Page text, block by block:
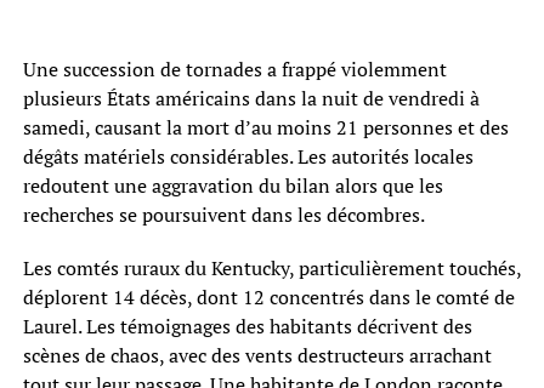
Une succession de tornades a frappé violemment
plusieurs États américains dans la nuit de vendredi à
samedi, causant la mort d’au moins 21 personnes et des
dégâts matériels considérables. Les autorités locales
redoutent une aggravation du bilan alors que les
recherches se poursuivent dans les décombres.
Les comtés ruraux du Kentucky, particulièrement touchés,
déplorent 14 décès, dont 12 concentrés dans le comté de
Laurel. Les témoignages des habitants décrivent des
scènes de chaos, avec des vents destructeurs arrachant